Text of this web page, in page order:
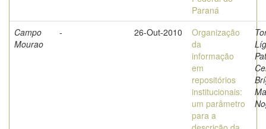
Paraná
Campo
Mourao
- 26-Out-2010
Organização
da
informação
em
repositórios
institucionais:
um parâmetro
para a